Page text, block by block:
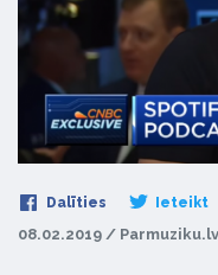
Dalīties Ieteikt
08.02.2019 / Parmuziku.lv